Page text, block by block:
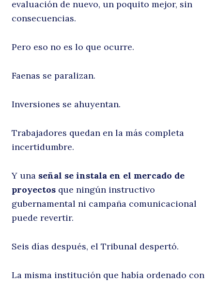
evaluación de nuevo, un poquito mejor, sin
consecuencias.
Pero eso no es lo que ocurre.
Faenas se paralizan.
Inversiones se ahuyentan.
Trabajadores quedan en la más completa
incertidumbre.
Y una señal se instala en el mercado de
proyectos que ningún instructivo
gubernamental ni campaña comunicacional
puede revertir.
Seis días después, el Tribunal despertó.
La misma institución que había ordenado con